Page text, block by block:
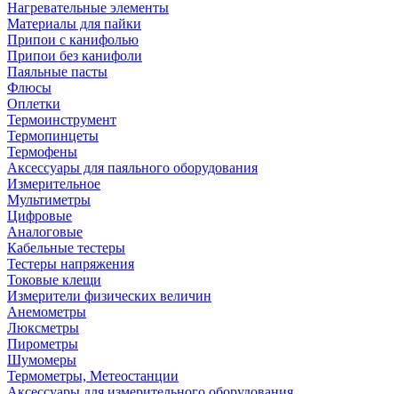
Нагревательные элементы
Материалы для пайки
Припои с канифолью
Припои без канифоли
Паяльные пасты
Флюсы
Оплетки
Термоинструмент
Термопинцеты
Термофены
Аксессуары для паяльного оборудования
Измерительное
Мультиметры
Цифровые
Аналоговые
Кабельные тестеры
Тестеры напряжения
Токовые клещи
Измерители физических величин
Анемометры
Люксметры
Пирометры
Шумомеры
Термометры, Метеостанции